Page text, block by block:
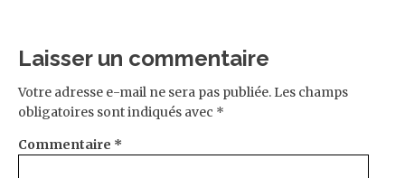
Laisser un commentaire
Votre adresse e-mail ne sera pas publiée. Les champs
obligatoires sont indiqués avec *
Commentaire *